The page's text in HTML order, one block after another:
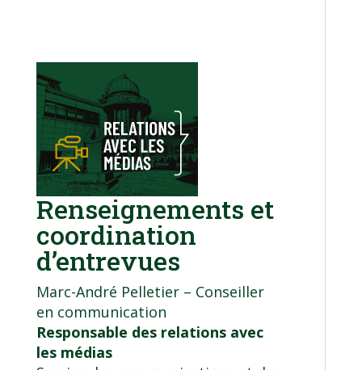
Renseignements et
coordination
d’entrevues
Marc-André Pelletier – Conseiller
en communication
Responsable des relations avec
les médias